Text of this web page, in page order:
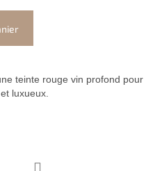
teinte rouge vin profond pour
luxueux.